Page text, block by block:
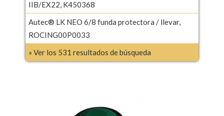
IIB/EX22, K450368
Autec® LK NEO 6/8 funda protectora / llevar,
ROCING00P0033
» Ver los 531 resultados de búsqueda